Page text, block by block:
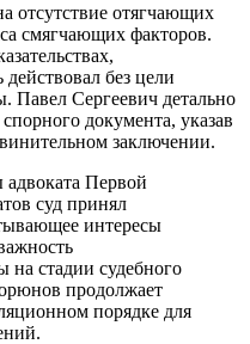
отсутствие отягчающих
смягчающих факторов.
без цели
Павел Сергеевич детально
документа, указав
заключении.
Первой
суд принял
интересы
стадии судебного
продолжает
порядке для